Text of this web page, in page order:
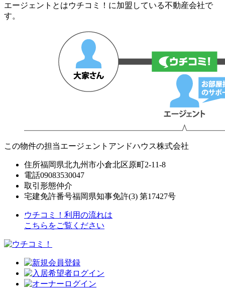
エージェントとはウチコミ！に加盟している不動産会社で
す。
この物件の担当エージェント アンドハウス株式会社
住所福岡県北九州市小倉北区原町2-11-8
電話09083530047
取引形態仲介
宅建免許番号福岡県知事免許(3) 第17427号
ウチコミ！利用の流れは
こちらをご覧ください